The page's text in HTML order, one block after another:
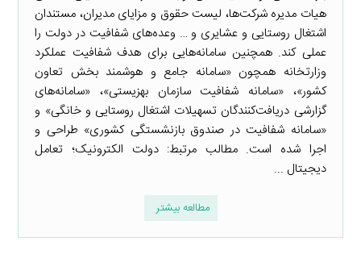
هیات مدیره شرکت‌ها، لیست حقوق و مزایای مدیران، مستندان
اشتغال روستایی و عشایری و … وعده‌های شفافیت در دولت را
عملی کند. همچنین سامانه‌هایی برای هدف شفافیت عملکرد
وزارتخانه همچون «سامانه جامع و هوشمند بخش تعاون
کشور»، «سامانه شفافیت سازمان بهزیستی»، «سامانه‌های
گزارشی دریافت‌کنندگان تسهیلات اشتغال روستایی و خانگی» و
«سامانه شفافیت در صندوق بازنشستگی کشوری» طراحی و
اجرا شده است. مطالب مرتبط: دولت الکترونیک؛ تعامل
دیجیتال ...
مطالعه بیشتر